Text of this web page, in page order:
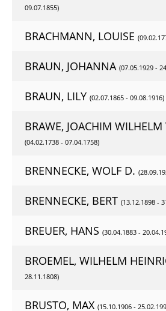
09.07.1855)
BRACHMANN, LOUISE
BRAUN, JOHANNA (07.05.1929 -
BRAUN, LILY (02.07.1865 - 09.08.1916)
BRAWE, JOACHIM WILHELM
(04.02.1738 - 07.04.1758)
BRENNECKE, WOLF D.
BRENNECKE, BERT (13.12.1898 -
BREUER, HANS (30.04.1883 -
BROEMEL, WILHELM
28.11.1808)
BRUSTO, MAX (15.10.1906 -